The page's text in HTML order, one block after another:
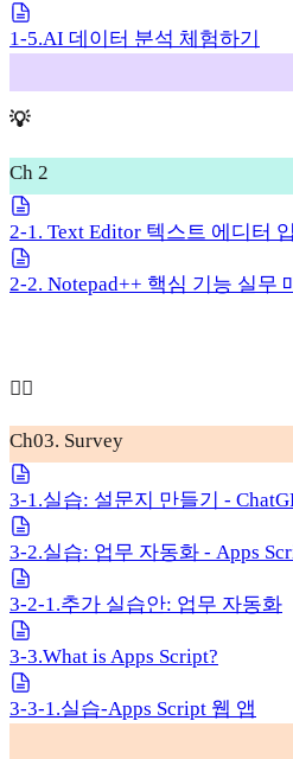
1-5.AI 데이터 분석 체험하기
💡
Ch 2
2-1. Text Editor 텍스트 에디터
2-2. Notepad++ 핵심 기능 실무
🧞‍♂️
Ch03. Survey
3-1.실습: 설문지 만들기 -
3-2.실습: 업무 자동화 - Apps
3-2-1.추가 실습안: 업무 자동화
3-3.What is Apps Script?
3-3-1.실습-Apps Script 웹 앱